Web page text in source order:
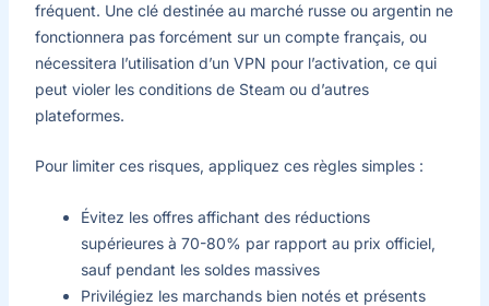
fréquent. Une clé destinée au marché russe ou argentin ne
fonctionnera pas forcément sur un compte français, ou
nécessitera l’utilisation d’un VPN pour l’activation, ce qui
peut violer les conditions de Steam ou d’autres
plateformes.
Pour limiter ces risques, appliquez ces règles simples :
Évitez les offres affichant des réductions
supérieures à 70-80% par rapport au prix officiel,
sauf pendant les soldes massives
Privilégiez les marchands bien notés et présents